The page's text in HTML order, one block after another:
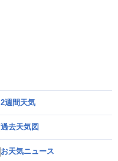
2週間天気
過去天気図
お天気ニュース